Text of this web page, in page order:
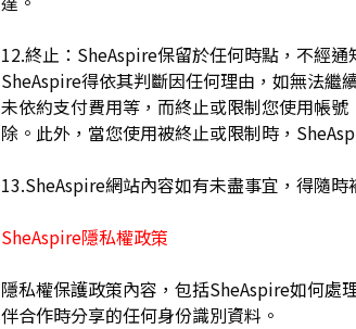
12.終止：SheAspire保留於任何時點，不經
SheAspire得依其判斷因任何理由，如無法繼
未依約支付費用等，而終止或限制您使用帳
除。此外，當您使用被終止或限制時，
13.SheAspire網站內容如有未盡事宜，得隨
SheAspire隱私權政策
隱私權保護政策內容，包括SheAspire如何處
伴合作時分享的任何身份識別資料。